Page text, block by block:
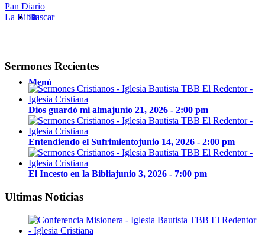
Buscar
Menú
Pan Diario
La Biblia
Sermones Recientes
Dios guardó mi almajunio 21, 2026 - 2:00 pm
Entendiendo el Sufrimientojunio 14, 2026 - 2:00 pm
El Incesto en la Bibliajunio 3, 2026 - 7:00 pm
Ultimas Noticias